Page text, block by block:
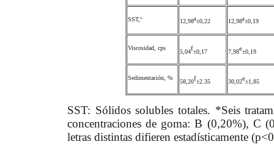
SST,° 12,98ª±0,22 12,98ª±0,19
Viscosidad, cps
5,04f±0,17 7,98e±0,19
Sedimentación, %
58,20f±2.35 30,02e±1,85
SST: Sólidos solubles totales. *Seis
concentraciones de goma: B (0,20%), C
letras distintas difieren estadísticamente